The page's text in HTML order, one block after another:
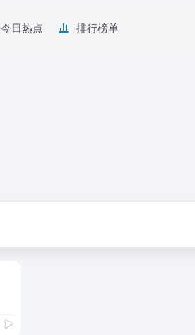
今日热点 排行榜单